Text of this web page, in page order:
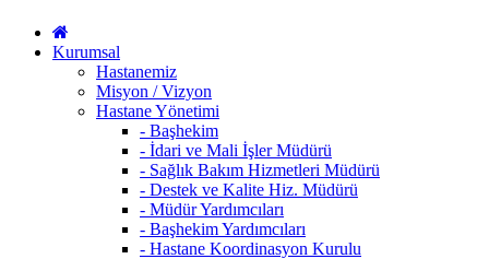
Kurumsal
Hastanemiz
Misyon / Vizyon
Hastane Yönetimi
- Başhekim
- İdari ve Mali İşler Müdürü
- Sağlık Bakım Hizmetleri Müdürü
- Destek ve Kalite Hiz. Müdürü
- Müdür Yardımcıları
- Başhekim Yardımcıları
- Hastane Koordinasyon Kurulu